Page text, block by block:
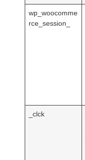
wp_woocomme
rce_session_
_clck